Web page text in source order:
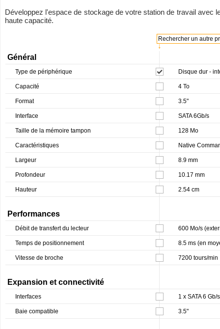
Développez l'espace de stockage de votre station de travail avec
haute capacité.
↓
Rechercher un autre
Général
Type de périphérique Disque dur -
Capacité 4 To
Format 3.5"
Interface SATA 6Gb/s
Taille de la mémoire tampon 128 Mo
Caractéristiques Native
Largeur 8.9 mm
Profondeur 10.17 mm
Hauteur 2.54 cm
Performances
Débit de transfert du lecteur 600 Mo/s
Temps de positionnement 8.5 ms (en
Vitesse de broche 7200 tours/min
Expansion et connectivité
Interfaces 1 x SATA 6
Baie compatible 3.5"